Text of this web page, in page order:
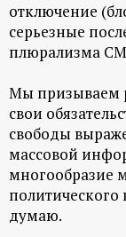
отключение
серьезные
плюрализма
Мы призываем
свои
свободы
массовой
многообразие
политического
думаю.